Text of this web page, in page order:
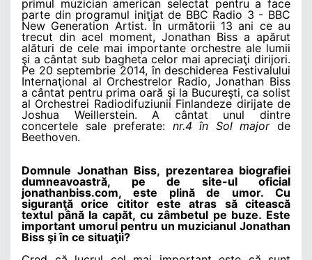
primul muzician american selectat pentru a face
parte din programul iniţiat de BBC Radio 3 - BBC
New Generation Artist. În următorii 13 ani ce au
trecut din acel moment, Jonathan Biss a apărut
alături de cele mai importante orchestre ale lumii
şi a cântat sub bagheta celor mai apreciaţi dirijori.
Pe 20 septembrie 2014, în deschiderea Festivalului
Internaţional al Orchestrelor Radio, Jonathan Biss
a cântat pentru prima oară şi la Bucureşti, ca solist
al Orchestrei Radiodifuziunii Finlandeze dirijate de
Joshua Weillerstein. A cântat unul dintre
concertele sale preferate: nr.4 în Sol majorde
Beethoven.
Domnule Jonathan Biss, prezentarea biografiei
dumneavoastră, pe de site-ul oficial
jonathanbiss.com, este plină de umor. Cu
siguranţă orice cititor este atras să citească
textul până la capăt, cu zâmbetul pe buze. Este
important umorul pentru un muzicianul Jonathan
Biss şi în ce situaţii?